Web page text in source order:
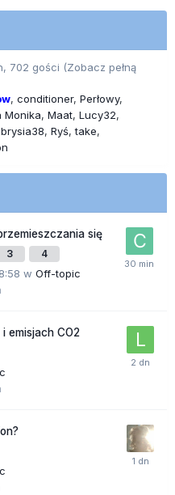
702 gości (Zobacz pełną
conditioner Perłowy
Monika Maat Lucy32
Ryś take
się
3 4
w Off-topic
emisjach CO2